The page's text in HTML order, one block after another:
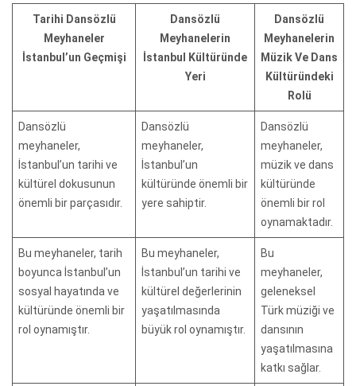
Tarihi Dansözlü
Meyhaneler
İstanbul’un Geçmişi
Dansözlü
Meyhanelerin
İstanbul Kültüründe
Yeri
Dansözlü
Meyhanelerin
Müzik Ve Dans
Kültüründeki
Rolü
Dansözlü
meyhaneler,
İstanbul’un tarihi ve
kültürel dokusunun
önemli bir parçasıdır.
Dansözlü
meyhaneler,
İstanbul’un
kültüründe önemli bir
yere sahiptir.
Dansözlü
meyhaneler,
müzik ve dans
kültüründe
önemli bir rol
oynamaktadır.
Bu meyhaneler, tarih
boyunca İstanbul’un
sosyal hayatında ve
kültüründe önemli bir
rol oynamıştır.
Bu meyhaneler,
İstanbul’un tarihi ve
kültürel değerlerinin
yaşatılmasında
büyük rol oynamıştır.
Bu
meyhaneler,
geleneksel
Türk müziği ve
dansının
yaşatılmasına
katkı sağlar.